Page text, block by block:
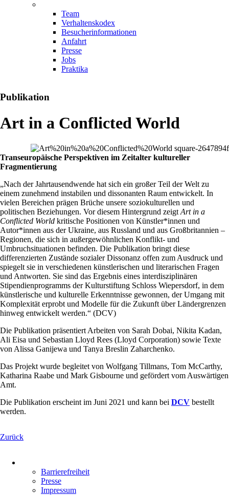
Team
Verhaltenskodex
Besucherinformationen
Anfahrt
Presse
Jobs
Praktika
Publikation
Art in a Conflicted World
Transeuropäische Perspektiven im Zeitalter kultureller
Fragmentierung
„Nach der Jahrtausendwende hat sich ein großer Teil der Welt zu
einem zunehmend instabilen und dissonanten Raum entwickelt. In
vielen Bereichen prägen Brüche unsere soziokulturellen und
politischen Beziehungen. Vor diesem Hintergrund zeigt Art in a
Conflicted World kritische Positionen von Künstler*innen und
Autor*innen aus der Ukraine, aus Russland und aus Großbritannien –
Regionen, die sich in außergewöhnlichen Konflikt- und
Umbruchsituationen befinden. Die Publikation bringt diese
differenzierten Zustände sozialer Dissonanz offen zum Ausdruck und
spiegelt sie in verschiedenen künstlerischen und literarischen Fragen
und Antworten. Sie sind das Ergebnis eines interdisziplinären
Stipendienprogramms der Kulturstiftung Schloss Wiepersdorf, in dem
künstlerische und kulturelle Erkenntnisse gewonnen, der Umgang mit
Komplexität erprobt und Modelle für die Zukunft über Ländergrenzen
hinweg entwickelt werden.“ (DCV)
Die Publikation präsentiert Arbeiten von Sarah Dobai, Nikita Kadan,
Ali Eisa und Sebastian Lloyd Rees (Lloyd Corporation) sowie Texte
von Alissa Ganijewa und Tanya Breslin Zaharchenko.
Das Projekt wurde begleitet von Wolfgang Tillmans, Tom McCarthy,
Katharina Raabe und Mark Gisbourne und gefördert vom Auswärtigen
Amt.
Die Publikation erscheint im Juni 2021 und kann bei DCV bestellt
werden.
Zurück
überspringen
Barrierefreiheit
Presse
Impressum